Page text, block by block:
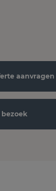
aanvragen
bezoek